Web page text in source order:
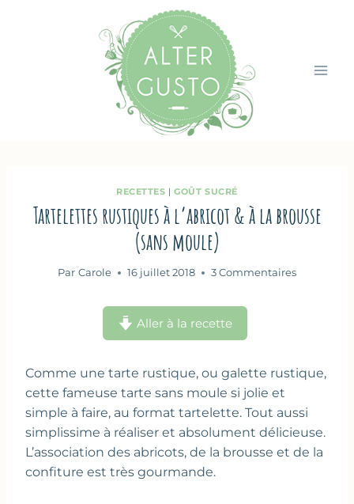
RECETTES |GOÛT SUCRÉ
Tartelettes rustiques à l’abricot & à la brousse
(sans moule)
Par Carole 16 juillet 2018 3 Commentaires
Aller à la recette
Comme une tarte rustique, ou galette rustique,
cette fameuse tarte sans moule si jolie et
simple à faire, au format tartelette. Tout aussi
simplissime à réaliser et absolument délicieuse.
L’association des abricots, de la brousse et de la
confiture est très gourmande.